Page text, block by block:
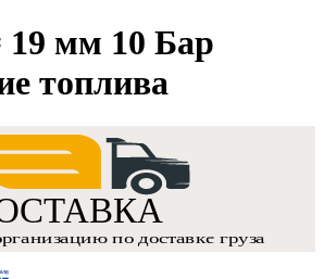
19 мм 10 Бар
топлива